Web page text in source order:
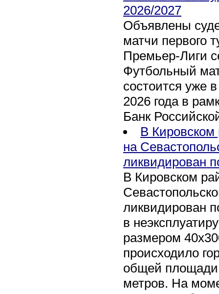
2026/2027
Объявлены
матчи первого
Премьер-Лиги
Футбольный
состоится уже
2026 года в
Банк
В Кировском
на
ликвидирован
В Кировском
ликвидирован
в
размером
происходило
общей площади
метров. На